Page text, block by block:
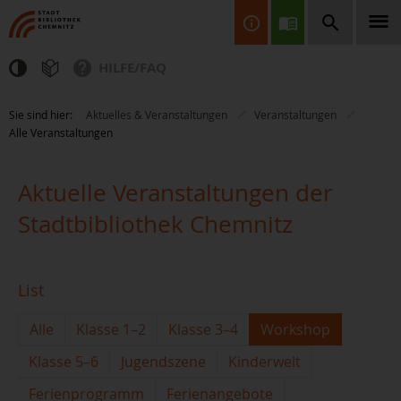
Finden Sie Informationen, Bücher, CDs & DVDs, Spiele, BluRays,
Zeitschriften und vieles mehr...
Sie sind hier: Aktuelles & Veranstaltungen
Veranstaltungen
Alle Veranstaltungen
Aktuelle Veranstaltungen der
Stadtbibliothek Chemnitz
List
Alle Klasse 1–2 Klasse 3–4
Workshop
Klasse 5–6
Jugendszene
Kinderwelt
Ferienprogramm
Ferienangebote